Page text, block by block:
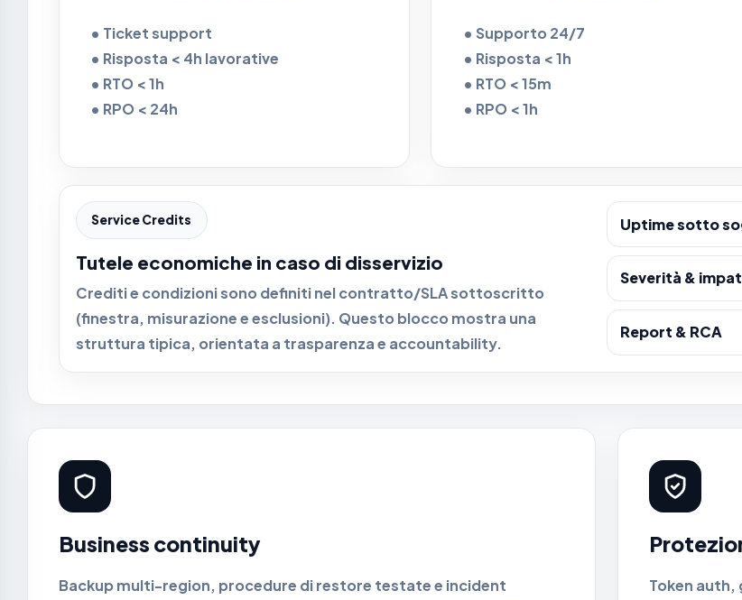
• Ticket support
• Risposta < 4h lavorative
• RTO < 1h
• RPO < 24h
• Supporto 24/7
• Risposta < 1h
• RTO < 15m
• RPO < 1h
Service Credits
Tutele economiche in caso di disservizio
Crediti e condizioni sono definiti nel contratto/SLA sottoscritto
(finestra, misurazione e esclusioni). Questo blocco mostra una
struttura tipica, orientata a trasparenza e accountability.
Uptime sotto
Severità &
Report & RCA
Business continuity
Backup multi-region, procedure di restore testate e incident
Token